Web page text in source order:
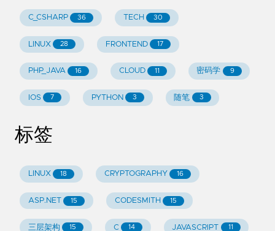
C_CSHARP 36 TECH 30
LINUX 28 FRONTEND 17
PHP_JAVA 16 CLOUD 11 密码学 9
IOS 7 PYTHON 3 随笔 3
标签
LINUX 18 CRYPTOGRAPHY 16
ASP.NET 15 CODESMITH 15
三层架构 15 C 14 JAVASCRIPT 11